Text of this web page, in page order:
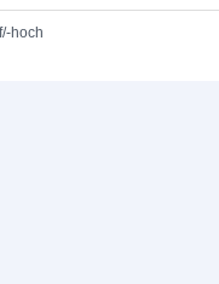
hoch